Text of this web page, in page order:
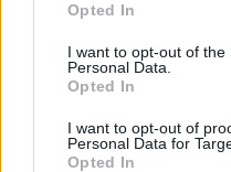
Opted In
I want to opt-out of the
Personal Data.
Opted In
I want to opt-out of
Personal Data for
Opted In